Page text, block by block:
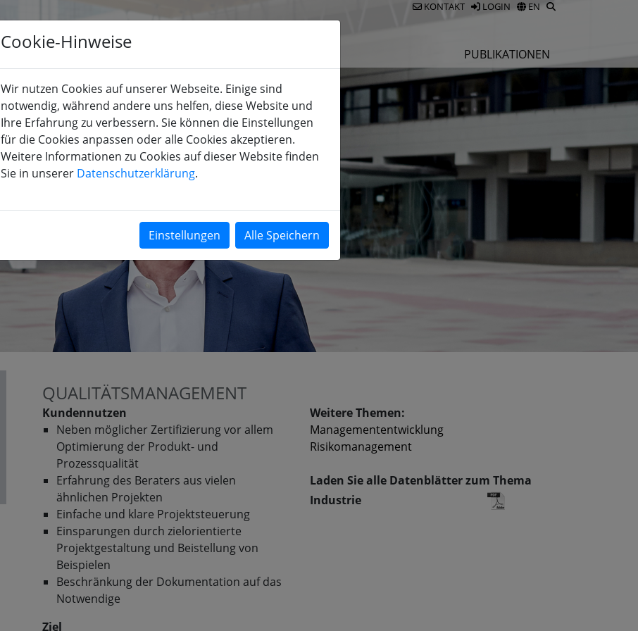
KONTAKT LOGIN EN
PUBLIKATIONEN
QUALITÄTSMANAGEMENT
Kundennutzen
Neben möglicher Zertifizierung vor allem
Optimierung der Produkt- und
Prozessqualität
Erfahrung des Beraters aus vielen
ähnlichen Projekten
Einfache und klare Projektsteuerung
Einsparungen durch zielorientierte
Projektgestaltung und Beistellung von
Beispielen
Beschränkung der Dokumentation auf das
Notwendige
Ziel
Weitere Themen:
Managemententwicklung
Risikomanagement
Laden Sie alle Datenblätter zum Thema
Industrie
Cookie-Hinweise
Wir nutzen Cookies auf unserer Webseite. Einige sind
notwendig, während andere uns helfen, diese Website und
Ihre Erfahrung zu verbessern. Sie können die Einstellungen
für die Cookies anpassen oder alle Cookies akzeptieren.
Weitere Informationen zu Cookies auf dieser Website finden
Sie in unserer Datenschutzerklärung.